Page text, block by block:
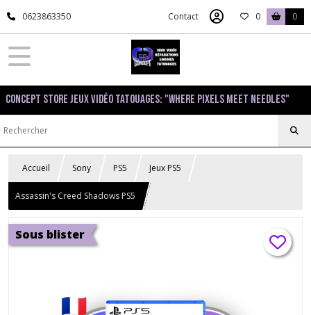
0623863350 Contact 0 0
Concept Store Jeux Vidéo Tatouages: "Where pixels meet needles"
Accueil Sony PS5 Jeux PS5
Assassin's Creed Shadows PS5
Sous blister